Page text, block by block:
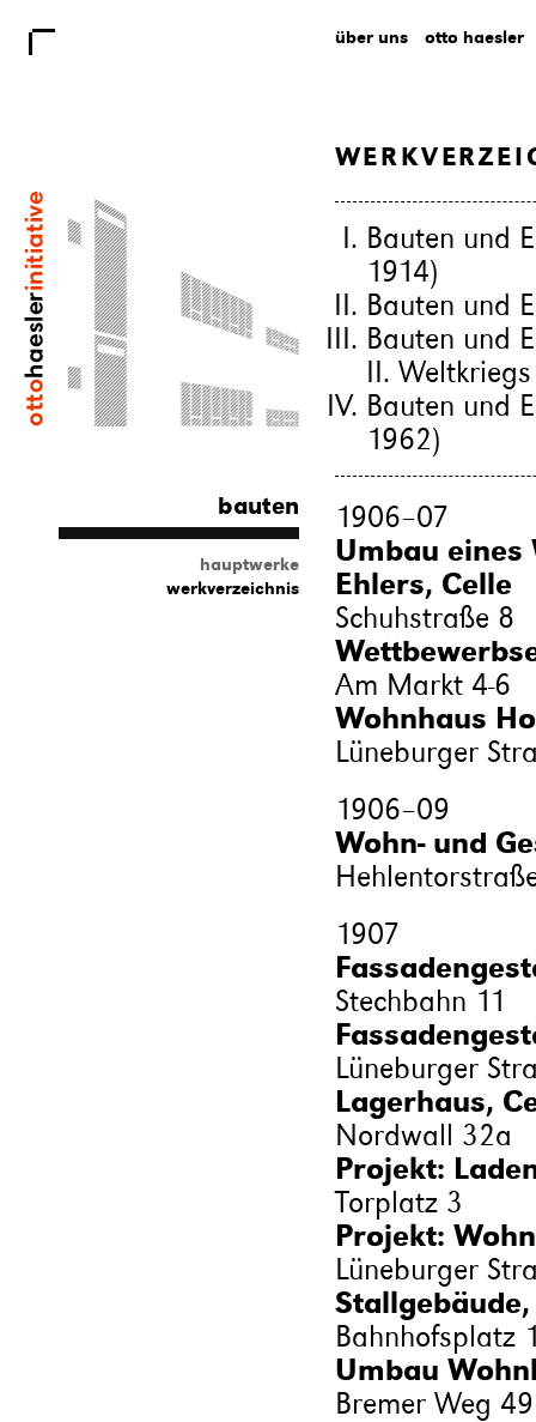
bauten
hauptwerke
werkverzeichnis
über uns otto haesler
Bauten und
1914)
Bauten und
Bauten und
II.
Bauten und
1962)
1906–07
Umbau eines
Ehlers, Celle
Schuhstraße 8
Am Markt 4-6
Wohnhaus
Lüneburger
1906–09
Wohn- und
1907
Stechbahn 11
Lüneburger
Lagerhaus,
Nordwall 32a
Projekt:
Torplatz 3
Projekt:
Lüneburger
Stallgebäude,
Bahnhofsplatz
Umbau
Bremer Weg 49